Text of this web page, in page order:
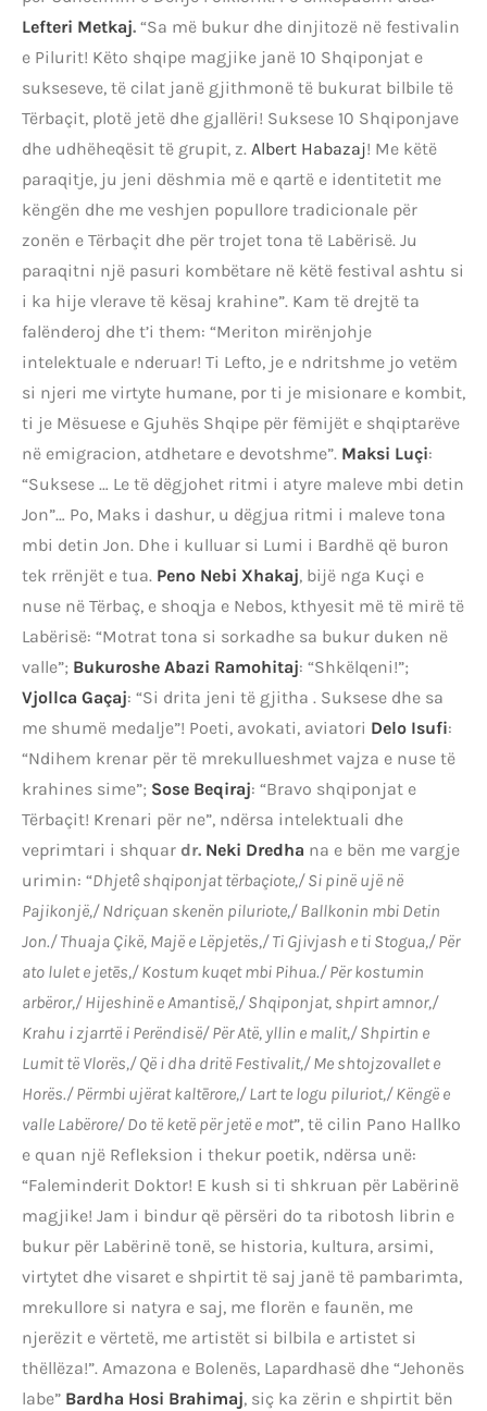
Lefteri Metkaj. “Sa më bukur dhe dinjitozë në festivalin
e Pilurit! Këto shqipe magjike janë 10 Shqiponjat e
sukseseve, të cilat janë gjithmonë të bukurat bilbile të
Tërbaçit, plotë jetë dhe gjallëri! Suksese 10 Shqiponjave
dhe udhëheqësit të grupit, z. Albert Habazaj! Me këtë
paraqitje, ju jeni dëshmia më e qartë e identitetit me
këngën dhe me veshjen popullore tradicionale për
zonën e Tërbaçit dhe për trojet tona të Labërisë. Ju
paraqitni një pasuri kombëtare në këtë festival ashtu si
i ka hije vlerave të kësaj krahine”. Kam të drejtë ta
falënderoj dhe t’i them: “Meriton mirënjohje
intelektuale e nderuar! Ti Lefto, je e ndritshme jo vetëm
si njeri me virtyte humane, por ti je misionare e kombit,
ti je Mësuese e Gjuhës Shqipe për fëmijët e shqiptarëve
në emigracion, atdhetare e devotshme”. Maksi Luçi:
“Suksese … Le të dëgjohet ritmi i atyre maleve mbi detin
Jon”… Po, Maks i dashur, u dëgjua ritmi i maleve tona
mbi detin Jon. Dhe i kulluar si Lumi i Bardhë që buron
tek rrënjët e tua. Peno Nebi Xhakaj, bijë nga Kuçi e
nuse në Tërbaç, e shoqja e Nebos, kthyesit më të mirë të
Labërisë: “Motrat tona si sorkadhe sa bukur duken në
valle”; Bukuroshe Abazi Ramohitaj: “Shkëlqeni!”;
Vjollca Gaçaj: “Si drita jeni të gjitha . Suksese dhe sa
me shumë medalje”! Poeti, avokati, aviatori Delo Isufi:
“Ndihem krenar për të mrekullueshmet vajza e nuse të
krahines sime”; Sose Beqiraj: “Bravo shqiponjat e
Tërbaçit! Krenari për ne”, ndërsa intelektuali dhe
veprimtari i shquar dr. Neki Dredha na e bën me vargje
urimin: “Dhjetê shqiponjat tërbaçiote,/ Si pinë ujë në
Pajikonjë,/ Ndriçuan skenën piluriote,/ Ballkonin mbi Detin
Jon./ Thuaja Çikë, Majë e Lëpjetës,/ Ti Gjivjash e ti Stogua,/ Për
ato lulet e jetēs,/ Kostum kuqet mbi Pihua./ Për kostumin
arbëror,/ Hijeshinë e Amantisë,/ Shqiponjat, shpirt amnor,/
Krahu i zjarrtë i Perëndisë/ Për Atë, yllin e malit,/ Shpirtin e
Lumit të Vlorës,/ Që i dha dritë Festivalit,/ Me shtojzovallet e
Horës./ Përmbi ujërat kaltērore,/ Lart te logu piluriot,/ Këngë e
valle Labërore/ Do të ketë për jetë e mot”, të cilin Pano Hallko
e quan një Refleksion i thekur poetik, ndërsa unë:
“Faleminderit Doktor! E kush si ti shkruan për Labërinë
magjike! Jam i bindur që përsëri do ta ribotosh librin e
bukur për Labërinë tonë, se historia, kultura, arsimi,
virtytet dhe visaret e shpirtit të saj janë të pambarimta,
mrekullore si natyra e saj, me florën e faunën, me
njerëzit e vërtetë, me artistët si bilbila e artistet si
thëllëza!”. Amazona e Bolenës, Lapardhasë dhe “Jehonës
labe” Bardha Hosi Brahimaj, siç ka zërin e shpirtit bën